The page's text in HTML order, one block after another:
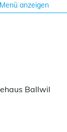
Menü anzeigen
Ballwil